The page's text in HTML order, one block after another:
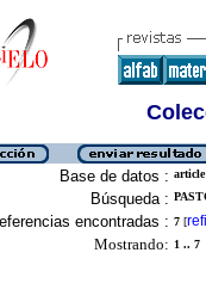
Base de datos : article
Búsqueda :
encontradas : 7 [
Mostrando: 1 .. 7